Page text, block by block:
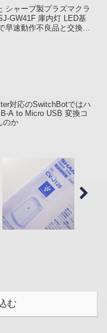
シャープ製プラズマクラ
GW41F 庫内灯 LED基
早速動作不良品と交換し
対応のSwitchBotではハ
A to Micro USB 変換コ
のか
む